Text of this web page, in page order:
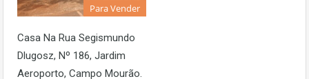
Para Vender
Casa Na Rua Segismundo
Dlugosz, Nº 186, Jardim
Aeroporto, Campo Mourão.